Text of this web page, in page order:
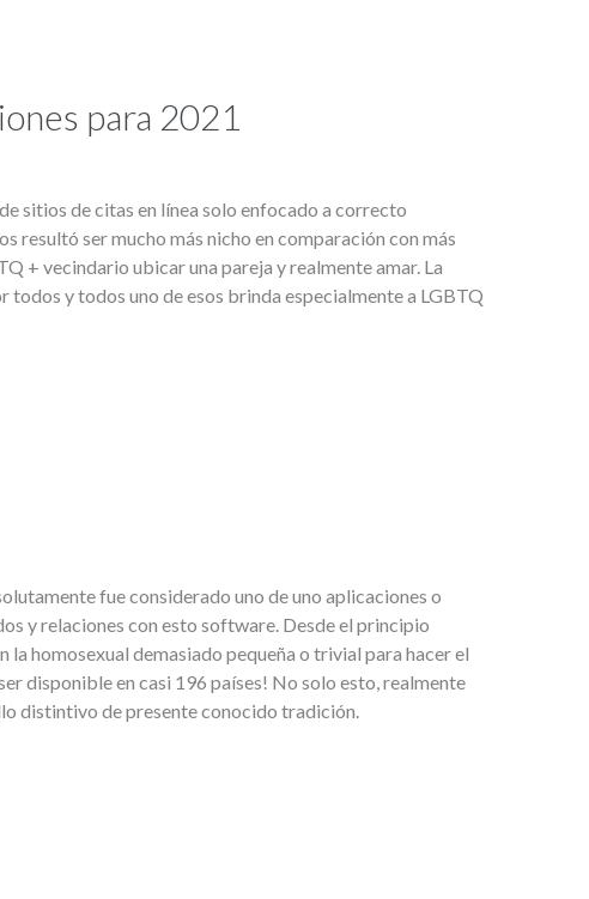
para 2021
sitios de citas en línea solo enfocado a correcto
resultó ser mucho más nicho en comparación con más
+ vecindario ubicar una pareja y realmente amar. La
todos y todos uno de esos brinda especialmente a LGBTQ
fue considerado uno de uno aplicaciones o
y relaciones con esto software. Desde el principio
homosexual demasiado pequeña o trivial para hacer el
disponible en casi 196 países! No solo esto, realmente
distintivo de presente conocido tradición.